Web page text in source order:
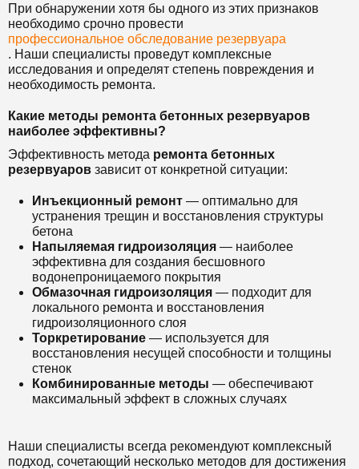
При обнаружении хотя бы одного из этих признаков
необходимо срочно провести
профессиональное обследование резервуара
. Наши специалисты проведут комплексные
исследования и определят степень повреждения и
необходимость ремонта.
Какие методы ремонта бетонных резервуаров
наиболее эффективны?
Эффективность метода ремонта бетонных
резервуаров зависит от конкретной ситуации:
Инъекционный ремонт — оптимально для
устранения трещин и восстановления структуры
бетона
Напыляемая гидроизоляция — наиболее
эффективна для создания бесшовного
водонепроницаемого покрытия
Обмазочная гидроизоляция — подходит для
локального ремонта и восстановления
гидроизоляционного слоя
Торкретирование — используется для
восстановления несущей способности и толщины
стенок
Комбинированные методы — обеспечивают
максимальный эффект в сложных случаях
Наши специалисты всегда рекомендуют комплексный
подход, сочетающий несколько методов для достижения